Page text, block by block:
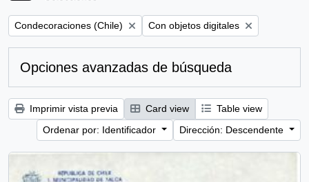
Remove filter:
Condecoraciones (Chile) Remove filter:
Con objetos digitales
Opciones avanzadas de búsqueda
Imprimir vista previa Card view
Table view
Ordenar por: Identificador
Dirección: Descendente